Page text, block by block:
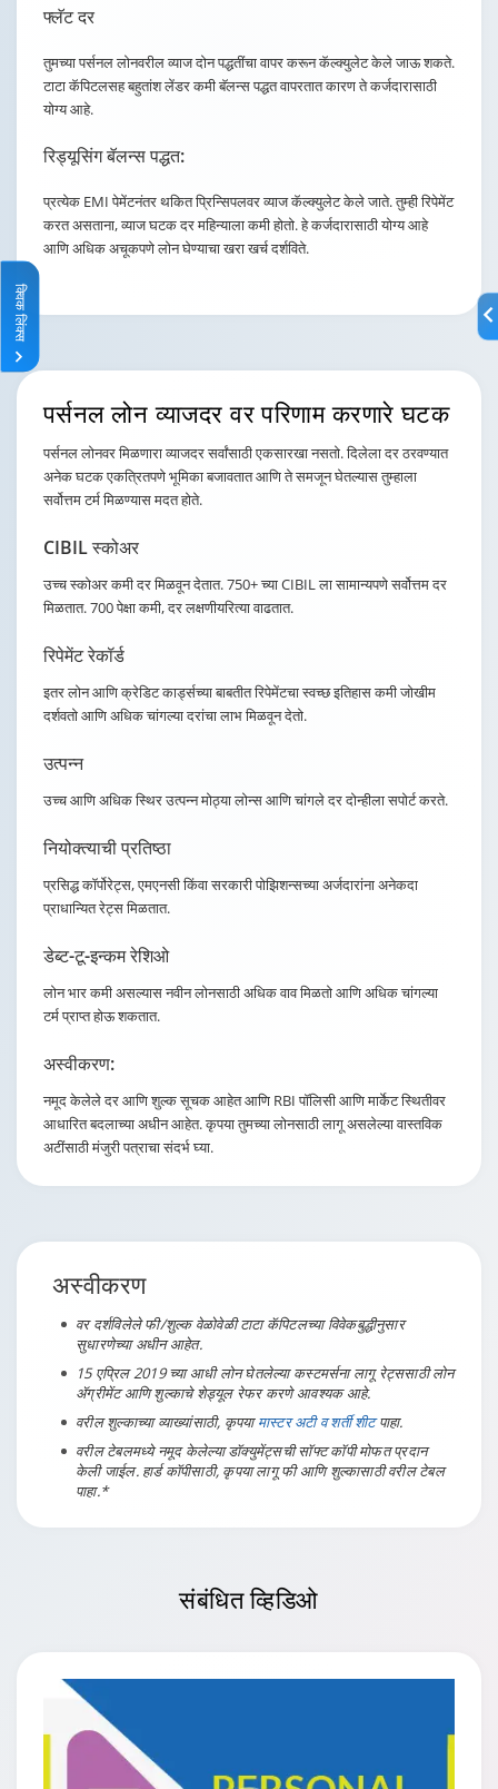
फ्लॅट दर
तुमच्या पर्सनल लोनवरील व्याज दोन पद्धतींचा वापर करून कॅल्क्युलेट केले जाऊ शकते.
टाटा कॅपिटलसह बहुतांश लेंडर कमी बॅलन्स पद्धत वापरतात कारण ते कर्जदारासाठी
योग्य आहे.
रिड्यूसिंग बॅलन्स पद्धत:
प्रत्येक EMI पेमेंटनंतर थकित प्रिन्सिपलवर व्याज कॅल्क्युलेट केले जाते. तुम्ही रिपेमेंट
करत असताना, व्याज घटक दर महिन्याला कमी होतो. हे कर्जदारासाठी योग्य आहे
आणि अधिक अचूकपणे लोन घेण्याचा खरा खर्च दर्शविते.
पर्सनल लोनव्याजदर वर परिणाम करणारे घटक
पर्सनल लोनवर मिळणारा व्याजदर सर्वांसाठी एकसारखा नसतो. दिलेला दर ठरवण्यात
अनेक घटक एकत्रितपणे भूमिका बजावतात आणि ते समजून घेतल्यास तुम्हाला
सर्वोत्तम टर्म मिळण्यास मदत होते.
CIBIL स्कोअर
उच्च स्कोअर कमी दर मिळवून देतात. 750+ च्या CIBIL ला सामान्यपणे सर्वोत्तम दर
मिळतात. 700 पेक्षा कमी, दर लक्षणीयरित्या वाढतात.
रिपेमेंट रेकॉर्ड
इतर लोन आणि क्रेडिट कार्ड्सच्या बाबतीत रिपेमेंटचा स्वच्छ इतिहास कमी जोखीम
दर्शवतो आणि अधिक चांगल्या दरांचा लाभ मिळवून देतो.
उत्पन्न
उच्च आणि अधिक स्थिर उत्पन्न मोठ्या लोन्स आणि चांगले दर दोन्हीला सपोर्ट करते.
नियोक्त्याची प्रतिष्ठा
प्रसिद्ध कॉर्पोरेट्स, एमएनसी किंवा सरकारी पोझिशन्सच्या अर्जदारांना अनेकदा
प्राधान्यित रेट्स मिळतात.
डेब्ट-टू-इन्कम रेशिओ
लोन भार कमी असल्यास नवीन लोनसाठी अधिक वाव मिळतो आणि अधिक चांगल्या
टर्म प्राप्त होऊ शकतात.
अस्वीकरण:
नमूद केलेले दर आणि शुल्क सूचक आहेत आणि RBI पॉलिसी आणि मार्केट स्थितीवर
आधारित बदलाच्या अधीन आहेत. कृपया तुमच्या लोनसाठी लागू असलेल्या वास्तविक
अटींसाठी मंजुरी पत्राचा संदर्भ घ्या.
अस्वीकरण
वर दर्शविलेले फी/शुल्क वेळोवेळी टाटा कॅपिटलच्या विवेकबुद्धीनुसार
सुधारणेच्या अधीन आहेत.
15 एप्रिल 2019 च्या आधी लोन घेतलेल्या कस्टमर्सना लागू रेट्ससाठी लोन
ॲग्रीमेंट आणि शुल्काचे शेड्यूल रेफर करणे आवश्यक आहे.
वरील शुल्काच्या व्याख्यांसाठी, कृपयामास्टर अटी व शर्ती शीटपाहा.
वरील टेबलमध्ये नमूद केलेल्या डॉक्युमेंट्सची सॉफ्ट कॉपी मोफत प्रदान
केली जाईल. हार्ड कॉपीसाठी, कृपया लागू फी आणि शुल्कासाठी वरील टेबल
पाहा.*
संबंधितव्हिडिओ
क्विक लिंक्स
क्विक लिंक्स